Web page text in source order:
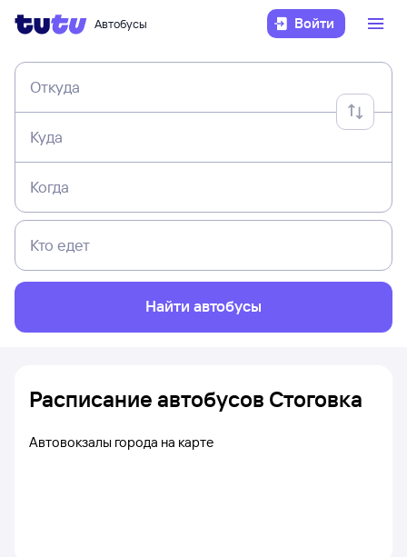
Автобусы Войти
Откуда
Куда
Когда
Кто едет
Найти автобусы
Расписание автобусов Стоговка
Автовокзалы города на карте